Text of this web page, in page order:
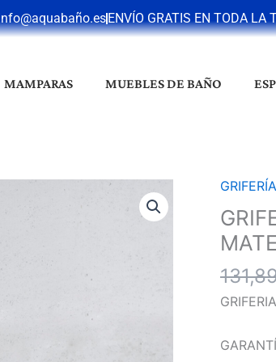
ENVÍO GRATIS EN TODA LA
MAMPARAS MUEBLES DE BAÑO
MATE
GRIFERIA
BIDE
LINE
NEGRO
MATE